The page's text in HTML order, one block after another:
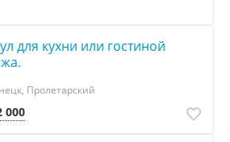
для кухни или гостиной
000
Пролетарский